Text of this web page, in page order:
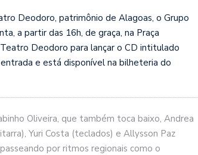
Deodoro, patrimônio de Alagoas, o Grupo
a partir das 16h, de graça, na Praça
Deodoro para lançar o CD intitulado
e está disponível na bilheteria do
Oliveira, que também toca baixo, Andrea
Yuri Costa (teclados) e Allysson Paz
por ritmos regionais como o